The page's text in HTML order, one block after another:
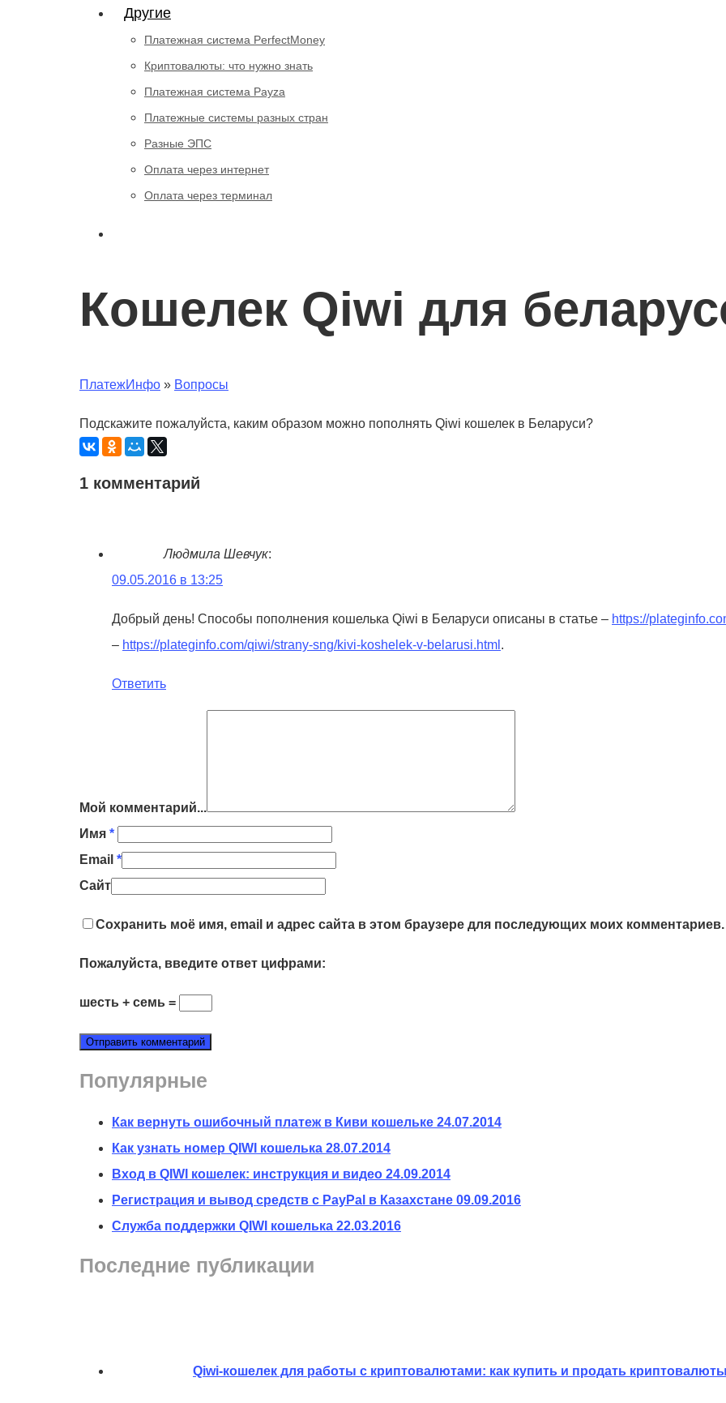
Другие
Платежная система PerfectMoney
Криптовалюты: что нужно знать
Платежная система Payza
Платежные системы разных стран
Разные ЭПС
Оплата через интернет
Оплата через терминал
Кошелек Qiwi для
ПлатежИнфо » Вопросы
Подскажите пожалуйста, каким образом можно пополнять Qiwi кошелек в Беларуси?
1 комментарий
Людмила Шевчук:
09.05.2016 в 13:25
Добрый день! Способы пополнения кошелька Qiwi в Беларуси описаны в статье – https://
– https://plateginfo.com/qiwi/strany-sng/kivi-koshelek-v-belarusi.html .
Ответить
Мой комментарий...
Имя *
Email *
Сайт
Сохранить моё имя, email и адрес сайта в этом браузере для последующих моих комментариев.
Пожалуйста, введите ответ цифрами:
шесть + семь =
Популярные
Как вернуть ошибочный платеж в Киви кошельке 24.07.2014
Как узнать номер QIWI кошелька 28.07.2014
Вход в QIWI кошелек: инструкция и видео 24.09.2014
Регистрация и вывод средств с PayPal в Казахстане 09.09.2016
Служба поддержки QIWI кошелька 22.03.2016
Последние публикации
Qiwi-кошелек для работы с криптовалютами: как купить и продать